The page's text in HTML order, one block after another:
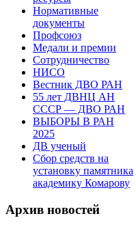
Нормативные
документы
Профсоюз
Медали и премии
Сотрудничество
НИСО
Вестник ДВО РАН
55 лет ДВНЦ АН
СССР — ДВО РАН
ВЫБОРЫ В РАН
2025
ДВ ученый
Сбор средств на
установку памятника
академику Комарову
Архив новостей